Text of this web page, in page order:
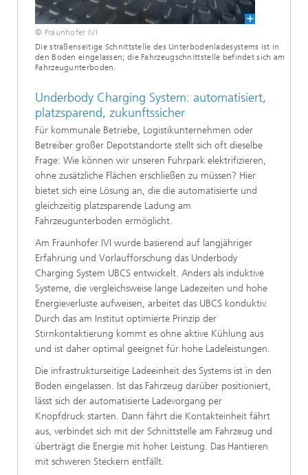
© Fraunhofer IVI
Die straßenseitige Schnittstelle des Unterbodenladesystems ist in
den Boden eingelassen; die Fahrzeugschnittstelle befindet sich am
Fahrzeugunterboden.
Underbody Charging System: automatisiert,
platzsparend, zukunftssicher
Für kommunale Betriebe, Logistikunternehmen oder
Betreiber großer Depotstandorte stellt sich oft dieselbe
Frage: Wie können wir unseren Fuhrpark elektrifizieren,
ohne zusätzliche Flächen erschließen zu müssen? Hier
bietet sich eine Lösung an, die die automatisierte und
gleichzeitig platzsparende Ladung am
Fahrzeugunterboden ermöglicht.
Am Fraunhofer IVI wurde basierend auf langjähriger
Erfahrung und Vorlaufforschung das Underbody
Charging System UBCS entwickelt. Anders als induktive
Systeme, die vergleichsweise lange Ladezeiten und hohe
Energieverluste aufweisen, arbeitet das UBCS konduktiv.
Durch das am Institut optimierte Prinzip der
Stirnkontaktierung kommt es ohne aktive Kühlung aus
und ist daher optimal geeignet für hohe Ladeleistungen.
Die infrastrukturseitige Ladeeinheit des Systems ist in den
Boden eingelassen. Ist das Fahrzeug darüber positioniert,
lässt sich der automatisierte Ladevorgang per
Knopfdruck starten. Dann fährt die Kontakteinheit fährt
aus, verbindet sich mit der Schnittstelle am Fahrzeug und
überträgt die Energie mit hoher Leistung. Das Hantieren
mit schweren Steckern entfällt.